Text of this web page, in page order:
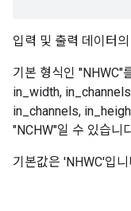
입력 및 출력 데이터
기본 형식인 "NHWC"
in_width,
in_channels,
"NCHW"일 수 있습니
기본값은 'NHWC'입니